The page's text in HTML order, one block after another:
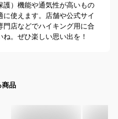
護）機能や通気性が高いもの
使えます。店舗や公式サイ
門店などでハイキング用に合
。ぜひ楽しい思い出を！
商品